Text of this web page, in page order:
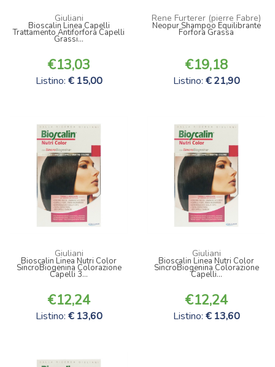
Giuliani
Bioscalin Linea Capelli
Trattamento Antiforfora Capelli
Grassi...
13,03
Listino: 15,00
Rene Furterer (pierre Fabre)
Neopur Shampoo Equilibrante
Forfora Grassa
19,18
Listino: 21,90
Giuliani
Bioscalin Linea Nutri Color
SincroBiogenina Colorazione
Capelli 3...
12,24
Listino: 13,60
Giuliani
Bioscalin Linea Nutri Color
SincroBiogenina Colorazione
Capelli...
12,24
Listino: 13,60